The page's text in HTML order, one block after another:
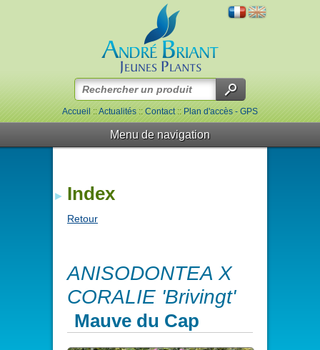
Accueil::Actualités::Contact::Plan d'accès - GPS
Menu de navigation
Index
Retour
ANISODONTEA X
CORALIE 'Brivingt'
Mauve du Cap